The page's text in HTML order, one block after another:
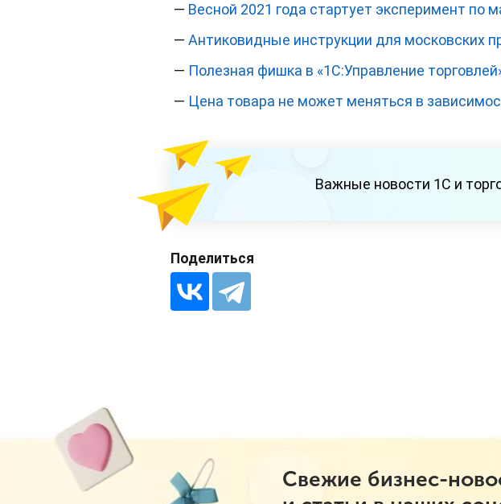
— Весной 2021 года стартует эксперимент по
— Антиковидные инструкции для московских
— Полезная фишка в «1С:Управление
— Цена товара не может меняться в
Важные новости 1С и
Поделиться
Свежие бизнес-